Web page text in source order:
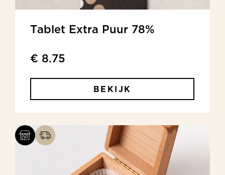
Tablet Extra Puur 78%
€ 8.75
BEKIJK